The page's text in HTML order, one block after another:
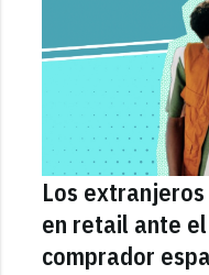
Los
en retail ante
comprador